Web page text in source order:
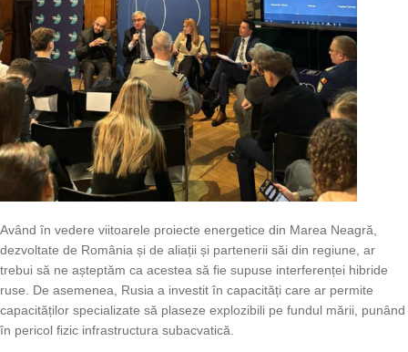
Având în vedere viitoarele proiecte energetice din Marea Neagră,
dezvoltate de România și de aliații și partenerii săi din regiune, ar
trebui să ne așteptăm ca acestea să fie supuse interferenței hibride
ruse. De asemenea, Rusia a investit în capacități care ar permite
capacităților specializate să plaseze explozibili pe fundul mării, punând
în pericol fizic infrastructura subacvatică.